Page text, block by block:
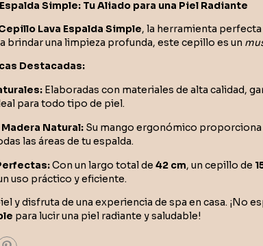
Simple: Tu Aliado para una Piel Radiante
Lava Espalda Simple, la herramienta
brindar una limpieza profunda, este cepillo es un
Destacadas:
Elaboradas con materiales de alta calidad,
para todo tipo de piel.
Natural: Su mango ergonómico
las áreas de tu espalda.
Con un largo total de 42 cm, un cepillo de
uso práctico y eficiente.
y disfruta de una experiencia de spa en casa. ¡No
para lucir una piel radiante y saludable!